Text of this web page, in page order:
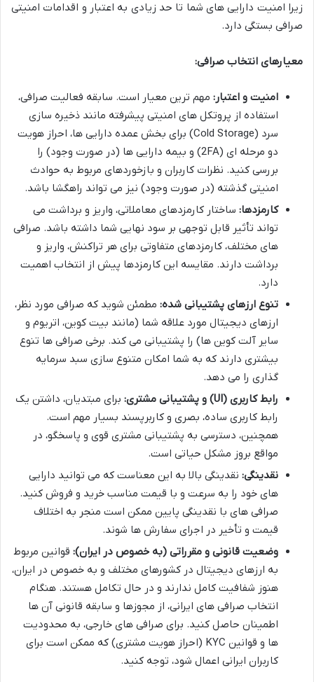
زیرا امنیت دارایی های شما تا حد زیادی به اعتبار و اقدامات امنیتی
صرافی بستگی دارد.
معیارهای انتخاب صرافی:
امنیت و اعتبار: مهم ترین معیار است. سابقه فعالیت صرافی،
استفاده از پروتکل های امنیتی پیشرفته مانند ذخیره سازی
سرد (Cold Storage) برای بخش عمده دارایی ها، احراز هویت
دو مرحله ای (2FA) و بیمه دارایی ها (در صورت وجود) را
بررسی کنید. نظرات کاربران و بازخوردهای مربوط به حوادث
امنیتی گذشته (در صورت وجود) نیز می تواند راهگشا باشد.
کارمزدها: ساختار کارمزدهای معاملاتی، واریز و برداشت می
تواند تأثیر قابل توجهی بر سود نهایی شما داشته باشد. صرافی
های مختلف، کارمزدهای متفاوتی برای هر تراکنش، واریز و
برداشت دارند. مقایسه این کارمزدها پیش از انتخاب اهمیت
دارد.
تنوع ارزهای پشتیبانی شده: مطمئن شوید که صرافی مورد نظر،
ارزهای دیجیتال مورد علاقه شما (مانند بیت کوین، اتریوم و
سایر آلت کوین ها) را پشتیبانی می کند. برخی صرافی ها تنوع
بیشتری دارند که به شما امکان متنوع سازی سبد سرمایه
گذاری را می دهد.
رابط کاربری (UI) و پشتیبانی مشتری:
برای مبتدیان، داشتن یک
رابط کاربری ساده، بصری و کاربرپسند بسیار مهم است.
همچنین، دسترسی به پشتیبانی مشتری قوی و پاسخگو، در
مواقع بروز مشکل حیاتی است.
نقدینگی: نقدینگی بالا به این معناست که می توانید دارایی
های خود را به سرعت و با قیمت مناسب خرید و فروش کنید.
صرافی های با نقدینگی پایین ممکن است منجر به اختلاف
قیمت و تأخیر در اجرای سفارش ها شوند.
وضعیت قانونی و مقرراتی (به خصوص در ایران): قوانین مربوط
به ارزهای دیجیتال در کشورهای مختلف و به خصوص در ایران،
هنوز شفافیت کامل ندارند و در حال تکامل هستند. هنگام
انتخاب صرافی های ایرانی، از مجوزها و سابقه قانونی آن ها
اطمینان حاصل کنید. برای صرافی های خارجی، به محدودیت
ها و قوانین KYC (احراز هویت مشتری) که ممکن است برای
کاربران ایرانی اعمال شود، توجه کنید.